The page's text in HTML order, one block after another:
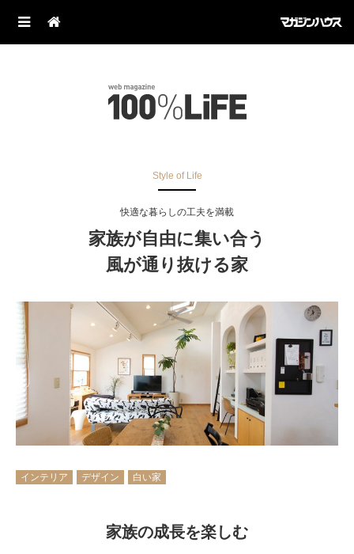
Style of Life
快適な暮らしの工夫を満載
家族が自由に集い合う
風が通り抜ける家
インテリア デザイン 白い家
家族の成長を楽しむ